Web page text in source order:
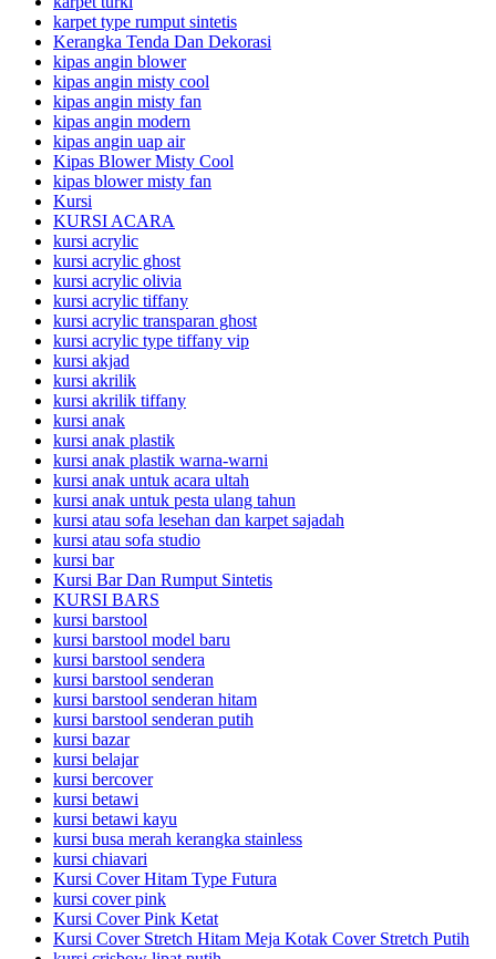
karpet type rumput sintetis
Kerangka Tenda Dan Dekorasi
kipas angin blower
kipas angin misty cool
kipas angin misty fan
kipas angin modern
kipas angin uap air
Kipas Blower Misty Cool
kipas blower misty fan
Kursi
KURSI ACARA
kursi acrylic
kursi acrylic ghost
kursi acrylic olivia
kursi acrylic tiffany
kursi acrylic transparan ghost
kursi acrylic type tiffany vip
kursi akjad
kursi akrilik
kursi akrilik tiffany
kursi anak
kursi anak plastik
kursi anak plastik warna-warni
kursi anak untuk acara ultah
kursi anak untuk pesta ulang tahun
kursi atau sofa lesehan dan karpet sajadah
kursi atau sofa studio
kursi bar
Kursi Bar Dan Rumput Sintetis
KURSI BARS
kursi barstool
kursi barstool model baru
kursi barstool sendera
kursi barstool senderan
kursi barstool senderan hitam
kursi barstool senderan putih
kursi bazar
kursi belajar
kursi bercover
kursi betawi
kursi betawi kayu
kursi busa merah kerangka stainless
kursi chiavari
Kursi Cover Hitam Type Futura
kursi cover pink
Kursi Cover Pink Ketat
Kursi Cover Stretch Hitam Meja Kotak Cover Stretch Putih